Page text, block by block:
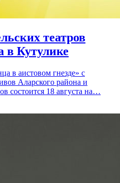
театров
в Кутулике
в аистовом гнезде» с
Аларского района и
состоится 18 августа на…